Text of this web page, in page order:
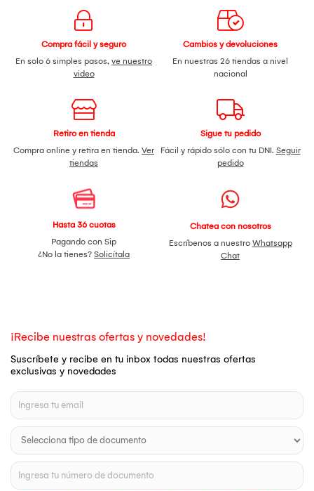
Compra fácil y seguro
En solo 6 simples pasos, ve nuestro
video
Cambios y devoluciones
En nuestras 26 tiendas a nivel
nacional
Retiro en tienda
Compra online y retira en tienda. Ver
tiendas
Sigue tu pedido
Fácil y rápido sólo con tu DNI. Seguir
pedido
Hasta 36 cuotas
Pagando con Sip
¿No la tienes? Solicítala
Chatea con nosotros
Escríbenos a nuestro Whatsapp
Chat
¡Recibe nuestras ofertas y novedades!
Suscríbete y recibe en tu inbox todas nuestras ofertas
exclusivas y novedades